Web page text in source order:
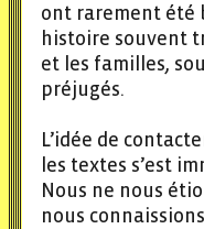
ont rarement été
histoire souvent
et les familles,
préjugés.
L’idée de
les textes s’est
Nous ne nous
nous